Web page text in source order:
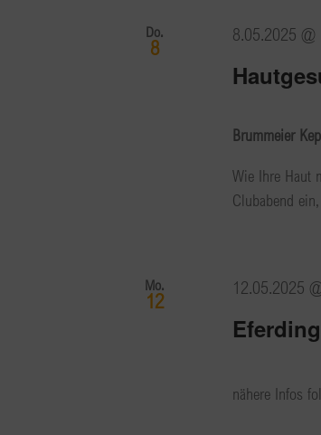
Do.
8
8.05.2025 @
Brummeier
Wie Ihre Haut
Clubabend
Mo.
12
12.05.2025
nähere Infos